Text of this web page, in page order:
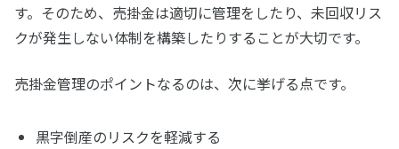
す。そのため、売掛金は適切に管理をしたり、未回収リス
クが発生しない体制を構築したりすることが大切です。
売掛金管理のポイントなるのは、次に挙げる点です。
黒字倒産のリスクを軽減する